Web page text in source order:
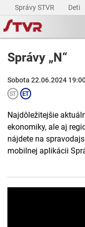
Správy STVR Deti
Správy „N“
Sobota 22.06.2024
Najdôležitejšie
ekonomiky, ale aj
nájdete na
mobilnej aplikácii